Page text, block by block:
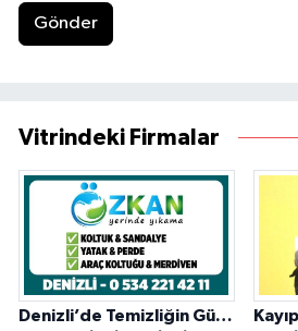
Gönder
Vitrindeki Firmalar
Denizli’de Temizliğin Güvenilir Adresi: Özkan Yerinde Yıkama